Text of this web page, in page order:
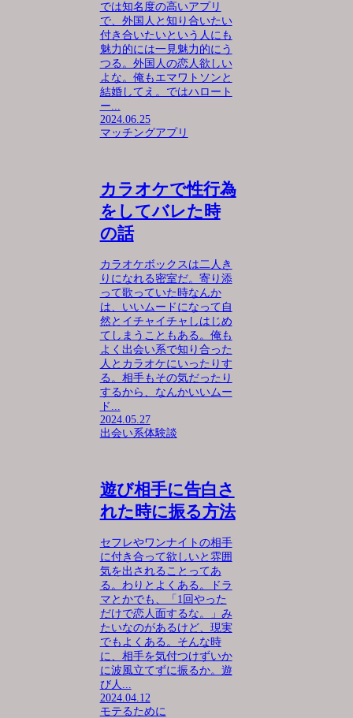
では知名度の高いアプリ
で、外国人と知り合いたい
付き合いたいという人にも
魅力的には一見魅力的にう
つる。外国人の恋人欲しい
よな。俺もエマワトソンと
結婚してえ。ではハロート
ー...
2024.06.25
マッチングアプリ
カラオケで性行為
をしてバレた時
の話
カラオケボックスは二人き
りになれる密室だ。寄り添
って歌っていた時なんか
は、いいムードになって自
然とイチャイチャしはじめ
てしまうこともある。俺も
よく出会い系で知り合った
人とカラオケにいったりす
る。相手もその気だったり
するから、なんかいいムー
ド...
2024.05.27
出会い系体験談
遊び相手に告白さ
れた時に振る方法
セフレやワンナイトの相手
に付き合って欲しいと雰囲
気を出されることってあ
る。わりとよくある。ドラ
マとかでも、「1回やった
だけで恋人面するな。」み
たいなのがあるけど、現実
でもよくある。そんな時
に、相手を気付つけずいか
に波風立てずに振るか。遊
び人...
2024.04.12
モテるために